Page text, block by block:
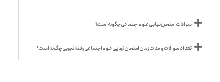
سوالات امتحان نهایی علوم اجتماعی چگونه است؟
تعداد سوالات و مدت زمان امتحان نهایی علوم اجتماعی رشته تجربی چگونه است؟